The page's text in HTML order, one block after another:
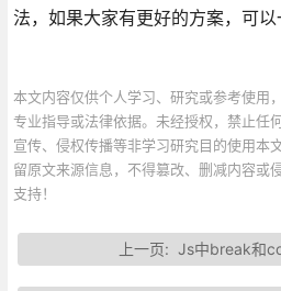
法，如果大家有更好的方案，可以
本文内容仅供个人学习、研究或参考使用
专业指导或法律依据。未经授权，禁止任
宣传、侵权传播等非学习研究目的使用本
留原文来源信息，不得篡改、删减内容或
支持！
上一页:Js中break和